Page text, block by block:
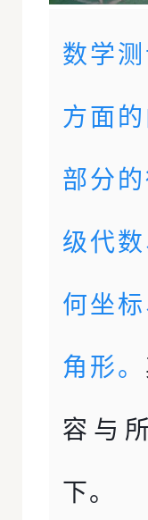
数学
方面
部分
级代
何坐
角形。
容与
下。